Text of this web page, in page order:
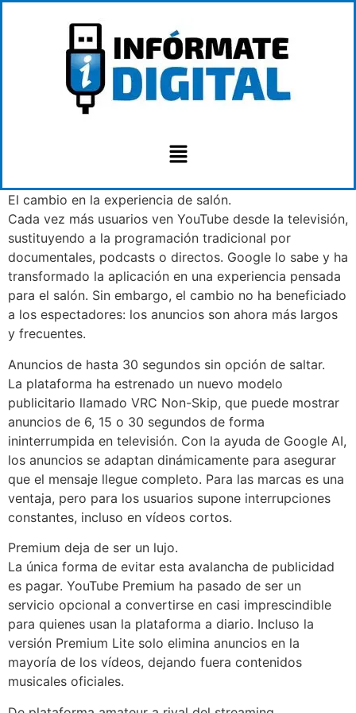
El cambio en la experiencia de salón.
Cada vez más usuarios ven YouTube desde la televisión,
sustituyendo a la programación tradicional por
documentales, podcasts o directos. Google lo sabe y ha
transformado la aplicación en una experiencia pensada
para el salón. Sin embargo, el cambio no ha beneficiado
a los espectadores: los anuncios son ahora más largos
y frecuentes.
Anuncios de hasta 30 segundos sin opción de saltar.
La plataforma ha estrenado un nuevo modelo
publicitario llamado VRC Non-Skip, que puede mostrar
anuncios de 6, 15 o 30 segundos de forma
ininterrumpida en televisión. Con la ayuda de Google AI,
los anuncios se adaptan dinámicamente para asegurar
que el mensaje llegue completo. Para las marcas es una
ventaja, pero para los usuarios supone interrupciones
constantes, incluso en vídeos cortos.
Premium deja de ser un lujo.
La única forma de evitar esta avalancha de publicidad
es pagar. YouTube Premium ha pasado de ser un
servicio opcional a convertirse en casi imprescindible
para quienes usan la plataforma a diario. Incluso la
versión Premium Lite solo elimina anuncios en la
mayoría de los vídeos, dejando fuera contenidos
musicales oficiales.